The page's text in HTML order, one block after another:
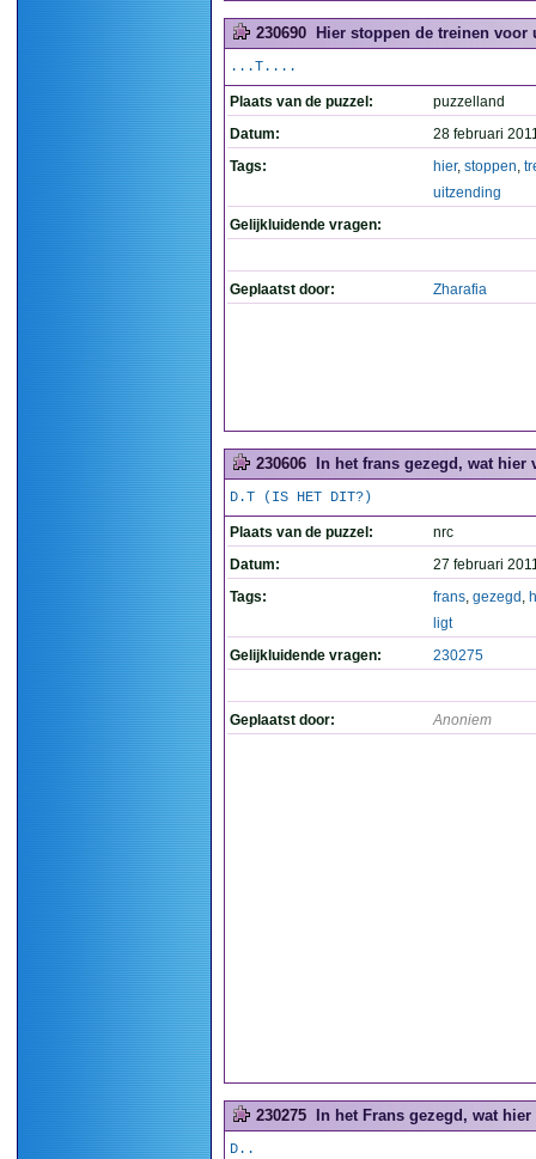
230690 Hier stoppen de treinen voor
...T....
Plaats van de puzzel:
puzzelland
Datum:
28 februari
Tags:
hier, stoppen,
uitzending
Gelijkluidende vragen:
Geplaatst door: Zharafia
230606 In het frans gezegd, wat hier
D.T (IS HET DIT?)
Plaats van de puzzel:
nrc
Datum:
27 februari
Tags:
frans, gezegd ,
ligt
Gelijkluidende vragen:
230275
Geplaatst door: Anoniem
230275 In het Frans gezegd, wat
D..